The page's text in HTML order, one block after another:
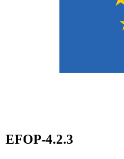
EFOP-4.2.3